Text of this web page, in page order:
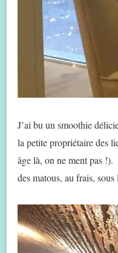
J’ai bu un smoothie
la petite propriétaire des
âge là, on ne ment pas !).
des matous, au frais,